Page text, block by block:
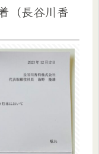
（長谷川香